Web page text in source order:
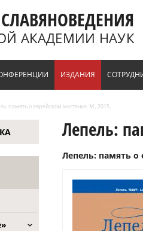
АКАДЕМИИ НАУК
ИЗДАНИЯ
память о еврейском местечке. М., 2015.
Лепель:
Лепель: память о